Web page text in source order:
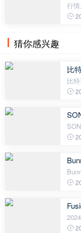
行
元
猜你感兴趣
比
比
币
经
月
量
最